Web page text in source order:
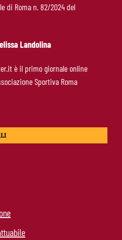
Molina, il colpo di D’Amico è geniale:
ed esperienza a un prezzo da
di Roma n. 82/2024 del
Landolina
è il primo giornale online
Sportiva Roma